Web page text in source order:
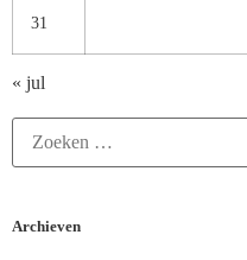
31
« jul
Archieven